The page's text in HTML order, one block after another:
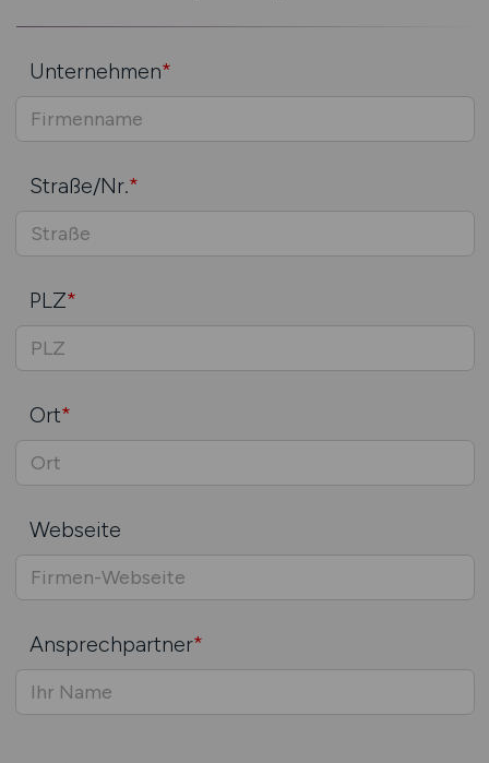
Unternehmen*
Straße/Nr.*
PLZ*
Ort*
Webseite
Ansprechpartner*